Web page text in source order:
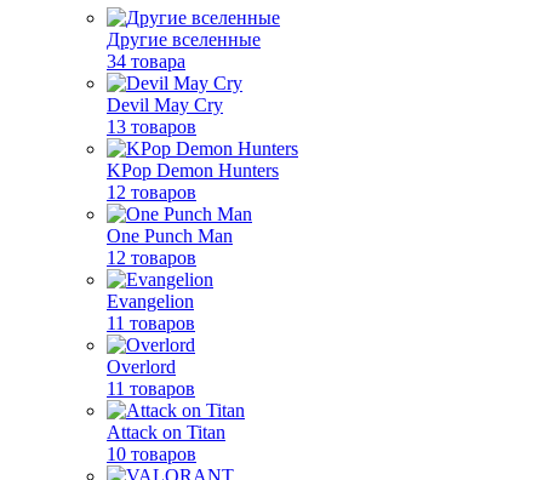
Другие вселенные
34 товара
Devil May Cry
13 товаров
KPop Demon Hunters
12 товаров
One Punch Man
12 товаров
Evangelion
11 товаров
Overlord
11 товаров
Attack on Titan
10 товаров